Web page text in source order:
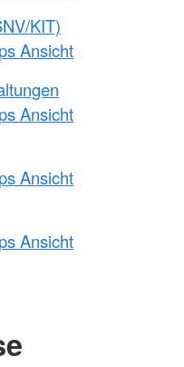
KIT)
Ansicht
Ansicht
Ansicht
Ansicht